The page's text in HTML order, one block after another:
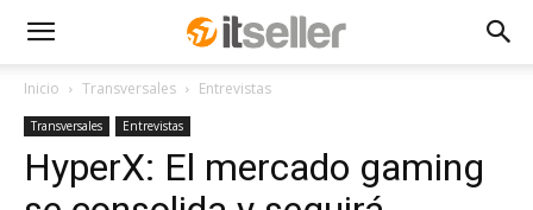
Inicio Transversales Entrevistas
Transversales Entrevistas
HyperX: El mercado gaming